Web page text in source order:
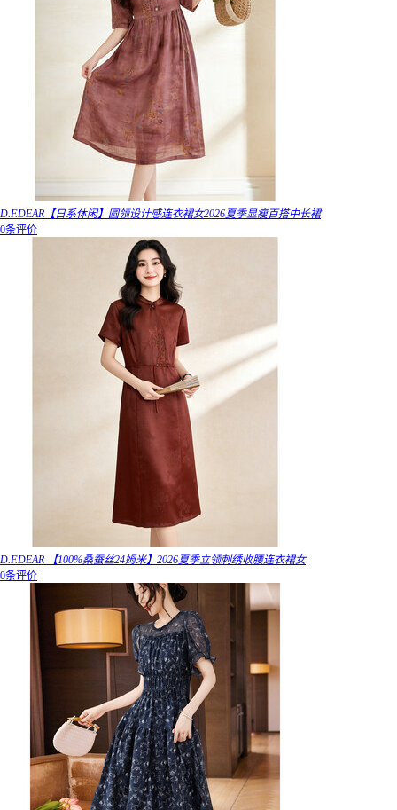
D.F.DEAR【日系休闲】圆领设计感连衣裙女2026夏季显瘦百搭中长裙
0条评价
D.F.DEAR 【100%桑蚕丝24姆米】2026夏季立领刺绣收腰连衣裙女
0条评价